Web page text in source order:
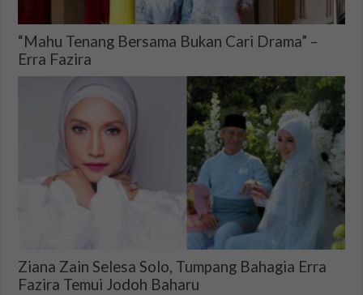
“Mahu Tenang Bersama Bukan Cari Drama” –
Erra Fazira
Ziana Zain Selesa Solo, Tumpang Bahagia Erra
Fazira Temui Jodoh Baharu